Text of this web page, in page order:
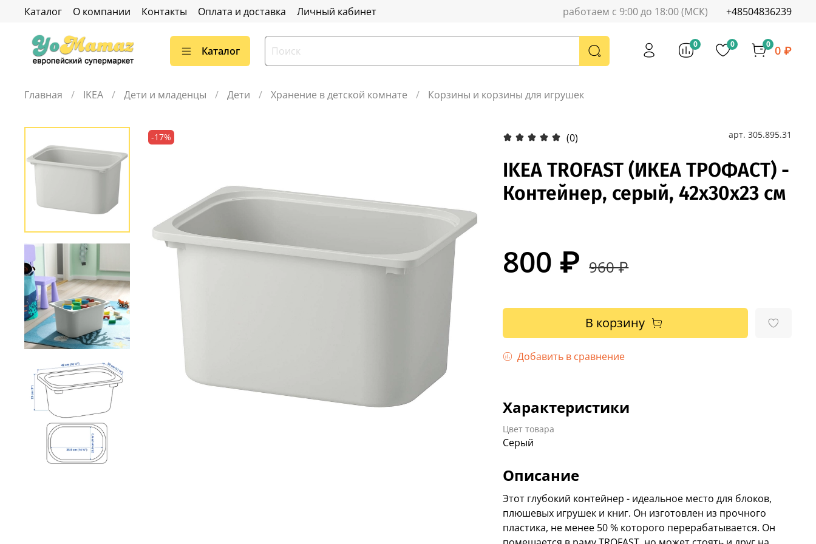
Каталог О компании Контакты Оплата и доставка Личный кабинет работаем с 9:00 до 18:00 (МСК) +48504836239
Каталог
0 0 0 0 ₽
Главная IKEA Дети и младенцы Дети Хранение в детской комнате Корзины и корзины для игрушек
-17% (0) арт. 305.895.31
IKEA TROFAST (ИКЕА ТРОФАСТ) -
Контейнер, серый, 42x30x23 см
800 ₽ 960 ₽
В корзину
Добавить в сравнение
Характеристики
Цвет товара
Серый
Описание
Этот глубокий контейнер - идеальное место для блоков,
плюшевых игрушек и книг. Он изготовлен из прочного
пластика, не менее 50 % которого перерабатывается. Он